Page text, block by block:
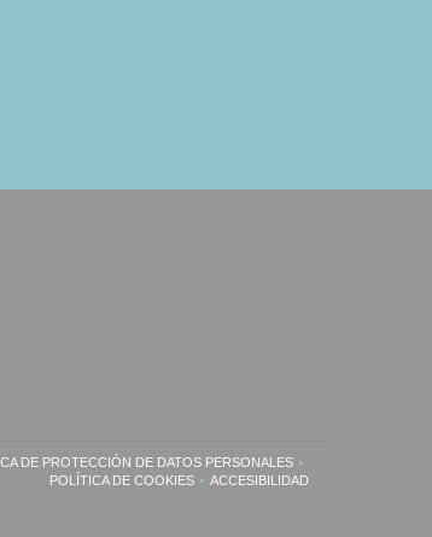
VENTANA))
DE PROTECCIÓN DE DATOS PERSONALES
((ABRE EN UNA NUEVA VENTANA))
POLÍTICA DE COOKIES((ABRE EN UNA NUEVA VENTANA))
ACCESIBILIDAD((ABRE EN UNA NUEVA